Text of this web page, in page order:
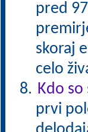
pred
skoraj
celo
Kdo
prvi